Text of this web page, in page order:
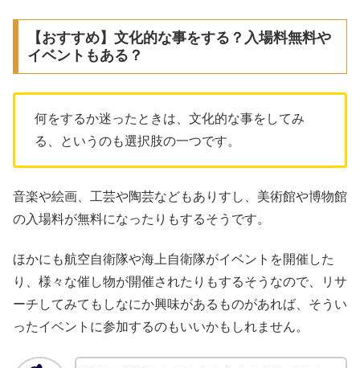
【おすすめ】文化的な事をする？入場料無料や
イベントもある？
何をするか迷ったときは、文化的な事をしてみ
る、というのも選択肢の一つです。
音楽や絵画、工芸や陶芸などもありすし、美術館や博物館
の入場料が無料になったりもするそうです。
ほかにも航空自衛隊や海上自衛隊がイベントを開催した
り、様々な催し物が開催されたりもするそうなので、リサ
ーチしてみてもしなにか興味があるものがあれば、そうい
ったイベントに参加するのもいいかもしれません。